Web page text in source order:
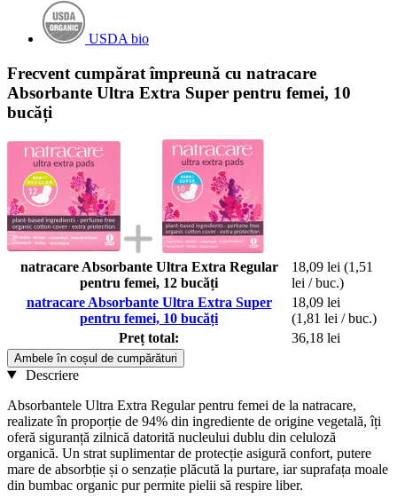
USDA bio
Frecvent cumpărat împreună cu natracare
Absorbante Ultra Extra Super pentru femei, 10
bucăți
natracare Absorbante Ultra Extra Regular
pentru femei, 12 bucăți
18,09 lei (1,51
lei / buc.)
natracare Absorbante Ultra Extra Super
pentru femei, 10 bucăți
18,09 lei
(1,81 lei / buc.)
Preț total:
36,18 lei
Ambele în coșul de cumpărături
Descriere
Absorbantele Ultra Extra Regular pentru femei de la natracare,
realizate în proporție de 94% din ingrediente de origine vegetală, îți
oferă siguranță zilnică datorită nucleului dublu din celuloză
organică. Un strat suplimentar de protecție asigură confort, putere
mare de absorbție și o senzație plăcută la purtare, iar suprafața moale
din bumbac organic pur permite pielii să respire liber.